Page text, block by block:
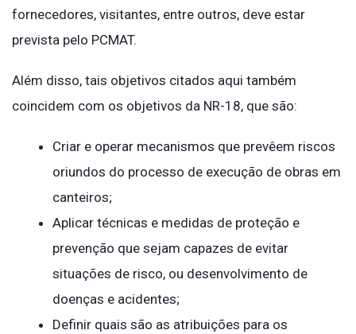
fornecedores, visitantes, entre outros, deve estar
prevista pelo PCMAT.
Além disso, tais objetivos citados aqui também
coincidem com os objetivos da NR-18, que são:
Criar e operar mecanismos que prevêem riscos
oriundos do processo de execução de obras em
canteiros;
Aplicar técnicas e medidas de proteção e
prevenção que sejam capazes de evitar
situações de risco, ou desenvolvimento de
doenças e acidentes;
Definir quais são as atribuições para os